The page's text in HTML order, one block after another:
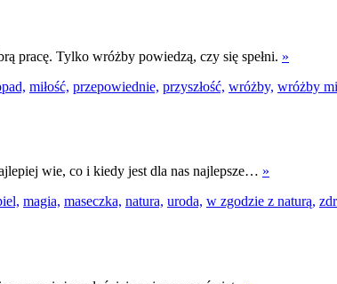
pracę. Tylko wróżby powiedzą, czy się spełni. »
miłość, przepowiednie, przyszłość, wróżby, wróżby
wie, co i kiedy jest dla nas najlepsze… »
magia, maseczka, natura, uroda, w zgodzie z naturą,